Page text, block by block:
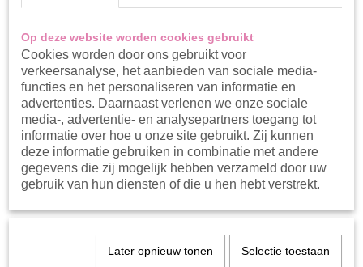
Bess haarbandje
Op deze website worden cookies gebruikt
Cookies worden door ons gebruikt voor
verkeersanalyse, het aanbieden van sociale media-
functies en het personaliseren van informatie en
advertenties. Daarnaast verlenen we onze sociale
media-, advertentie- en analysepartners toegang tot
informatie over hoe u onze site gebruikt. Zij kunnen
deze informatie gebruiken in combinatie met andere
gegevens die zij mogelijk hebben verzameld door uw
gebruik van hun diensten of die u hen hebt verstrekt.
Later opnieuw tonen Selectie toestaan